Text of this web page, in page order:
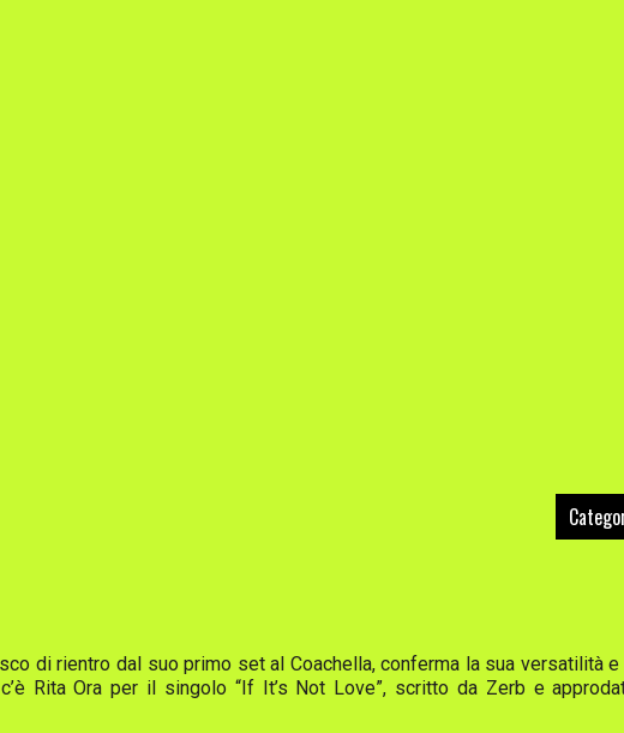
di rientro dal suo primo set al Coachella, conferma la sua versatilità e
Rita Ora per il singolo “If It’s Not Love”, scritto da Zerb e